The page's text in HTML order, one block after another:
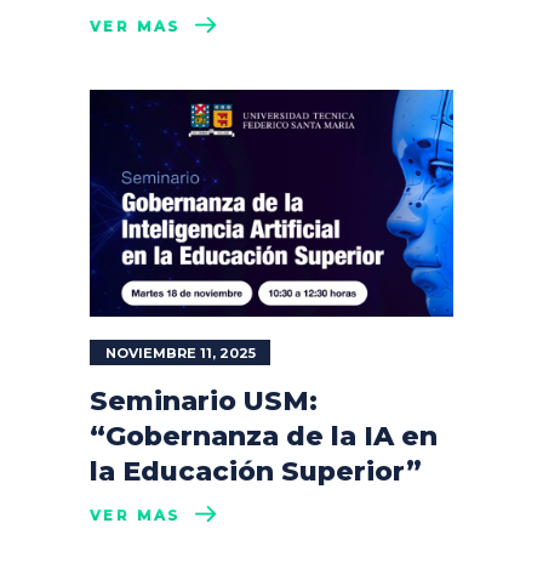
VER MÁS
NOVIEMBRE 11, 2025
Seminario USM:
“Gobernanza de la IA en
la Educación Superior”
VER MÁS